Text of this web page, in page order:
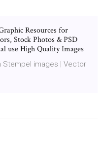
Resources for
Stock Photos & PSD
use High Quality Images
Stempel images | Vector